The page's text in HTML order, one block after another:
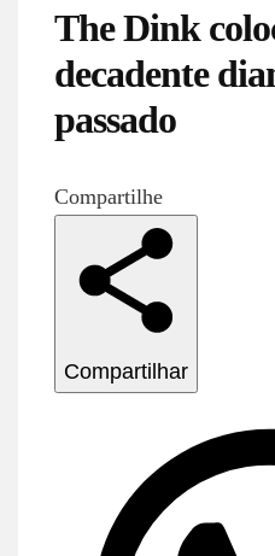
The Dink
decadente
passado
Compartilhe
Compartilhar